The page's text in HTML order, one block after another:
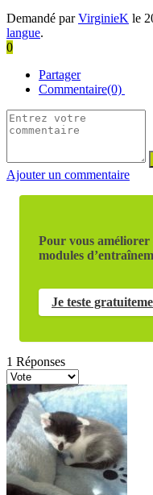
Demandé parVirginieK le
langue.
0
Partager
Commentaire(0)
Ajouter un commentaire
Pour vous améliorer
modules
Je teste
1 Réponses